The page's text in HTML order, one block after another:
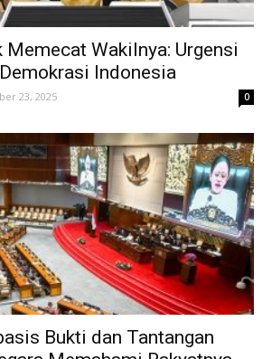
Memecat Wakilnya: Urgensi
Indonesia
23, 2025 0
Bukti dan Tantangan